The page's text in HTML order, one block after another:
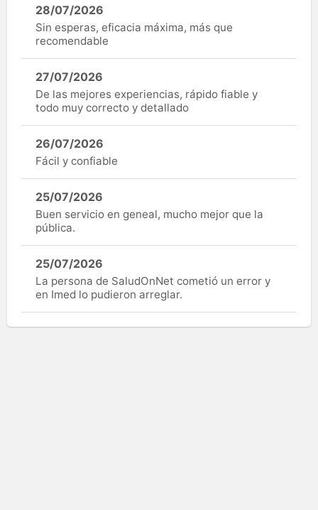
28/07/2026
Sin esperas, eficacia máxima, más que
recomendable
27/07/2026
De las mejores experiencias, rápido fiable y
todo muy correcto y detallado
26/07/2026
Fácil y confiable
25/07/2026
Buen servicio en geneal, mucho mejor que la
pública.
25/07/2026
La persona de SaludOnNet cometió un error y
en Imed lo pudieron arreglar.